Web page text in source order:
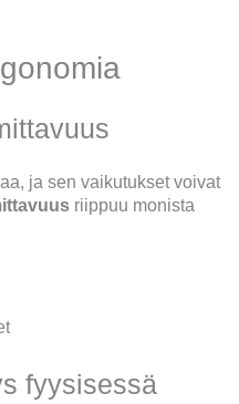
ja sen vaikutukset voivat
riippuu monista
fyysisessä